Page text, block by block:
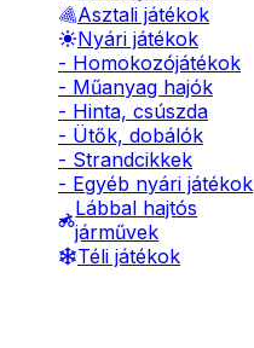
Asztali játékok
Nyári játékok
- Homokozójátékok
- Műanyag hajók
- Hinta, csúszda
- Ütők, dobálók
- Strandcikkek
- Egyéb nyári játékok
Lábbal hajtós
járművek
Téli játékok